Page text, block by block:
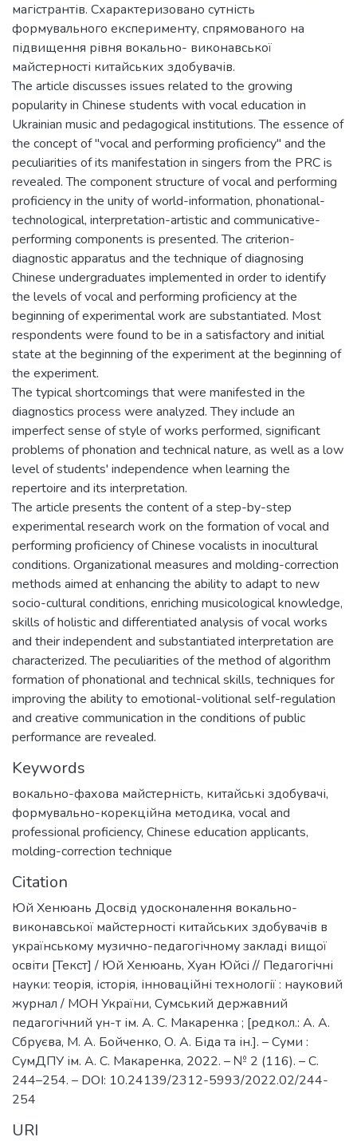
магістрантів. Схарактеризовано сутність
формувального експерименту, спрямованого на
підвищення рівня вокально- виконавської
майстерності китайських здобувачів.
The article discusses issues related to the growing
popularity in Chinese students with vocal education in
Ukrainian music and pedagogical institutions. The essence of
the concept of "vocal and performing proficiency" and the
peculiarities of its manifestation in singers from the PRC is
revealed. The component structure of vocal and performing
proficiency in the unity of world-information, phonational-
technological, interpretation-artistic and communicative-
performing components is presented. The criterion-
diagnostic apparatus and the technique of diagnosing
Chinese undergraduates implemented in order to identify
the levels of vocal and performing proficiency at the
beginning of experimental work are substantiated. Most
respondents were found to be in a satisfactory and initial
state at the beginning of the experiment at the beginning of
the experiment.
The typical shortcomings that were manifested in the
diagnostics process were analyzed. They include an
imperfect sense of style of works performed, significant
problems of phonation and technical nature, as well as a low
level of students' independence when learning the
repertoire and its interpretation.
The article presents the content of a step-by-step
experimental research work on the formation of vocal and
performing proficiency of Chinese vocalists in inocultural
conditions. Organizational measures and molding-correction
methods aimed at enhancing the ability to adapt to new
socio-cultural conditions, enriching musicological knowledge,
skills of holistic and differentiated analysis of vocal works
and their independent and substantiated interpretation are
characterized. The peculiarities of the method of algorithm
formation of phonational and technical skills, techniques for
improving the ability to emotional-volitional self-regulation
and creative communication in the conditions of public
performance are revealed.
Keywords
вокально-фахова майстерність, китайські здобувачі,
формувально-корекційна методика, vocal and
professional proficiency, Chinese education applicants,
molding-correction technique
Citation
Юй Хенюань Досвід удосконалення вокально-
виконавської майстерності китайських здобувачів в
українському музично-педагогічному закладі вищої
освіти [Текст] / Юй Хенюань, Хуан Юйсі // Педагогічні
науки: теорія, історія, інноваційні технології : науковий
журнал / МОН України, Сумський державний
педагогічний ун-т ім. А. С. Макаренка ; [редкол.: А. А.
Сбруєва, М. А. Бойченко, О. А. Біда та ін.]. – Суми :
СумДПУ ім. А. С. Макаренка, 2022. – № 2 (116). – С.
244–254. – DOI: 10.24139/2312-5993/2022.02/244-
254
URI